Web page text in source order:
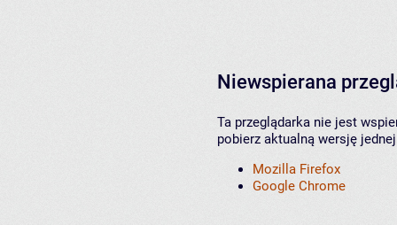
Niewspierana
Ta przeglądarka nie jest
pobierz aktualną wersję
Mozilla Firefox
Google Chrome